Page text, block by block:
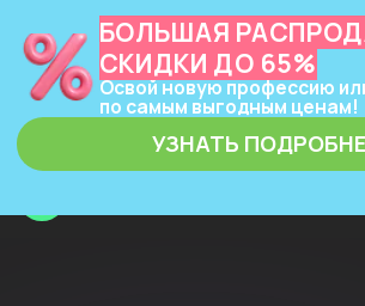
ЗЕРОКОДЕР
БОЛЬШАЯ РАСПРОДАЖА ЛЕТА!
СКИДКИ ДО 65%
Освой новую профессию или навык
по самым выгодным ценам!
УЗНАТЬ ПОДРОБНЕЕ